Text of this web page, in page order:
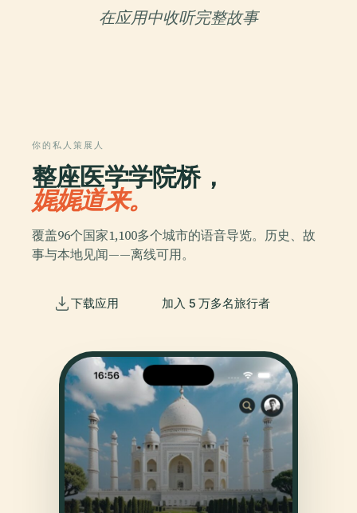
在应用中收听完整故事
你的私人策展人
整座医学学院桥，
娓娓道来。
覆盖96个国家1,100多个城市的语音导览。历史、故
事与本地见闻——离线可用。
下载应用 加入 5 万多名旅行者